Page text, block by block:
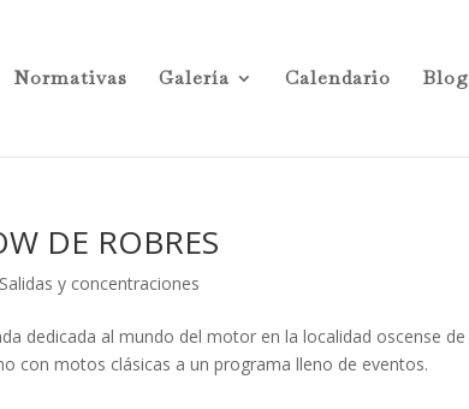
Normativas Galería Calendario Blog
DE ROBRES
Salidas y concentraciones
dedicada al mundo del motor en la localidad oscense de
con motos clásicas a un programa lleno de eventos.